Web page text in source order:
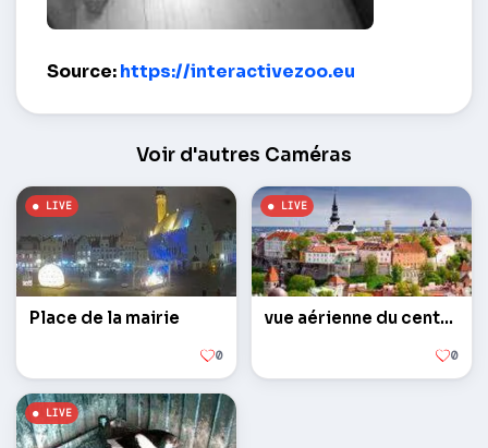
Source:https://interactivezoo.eu
Voir d'autres Caméras
Place de la mairie
0
vue aérienne du centre-ville
0